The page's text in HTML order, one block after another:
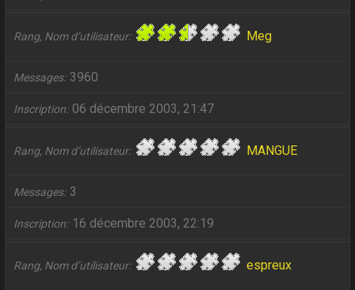
Rang, Nom d’utilisateur Meg
Messages 3960
Inscription 06 décembre 2003, 21:47
Rang, Nom d’utilisateur MANGUE
Messages 3
Inscription 16 décembre 2003, 22:19
Rang, Nom d’utilisateur espreux